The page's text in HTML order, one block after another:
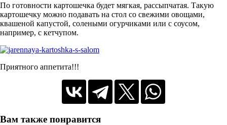
По готовности картошечка будет мягкая, рассыпчатая. Такую
картошечку можно подавать на стол со свежими овощами,
квашеной капустой, солеными огурчиками или с соусом,
например, с кетчупом.
Приятного аппетита!!!
Вам также понравится